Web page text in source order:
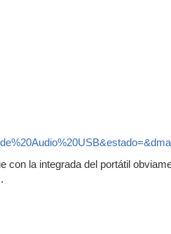
con la integrada del portátil